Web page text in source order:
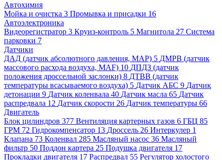
Автохимия
Мойка и очистка 3 Промывка и присадки 16
Автоэлектроника
Видеорегистратор 3 Круиз-контроль 5 Магнитола 27 Система
парковки 7
Датчики
ДАД (датчик абсолютного давления, MAP) 5 ДМРВ (датчик
массового расхода воздуха, MAF) 10 ДПДЗ (датчик
положения дроссельной заслонки) 8 ДТВВ (датчик
температуры всасываемого воздуха) 5 Датчик АБС 9 Датчик
детонации 9 Датчик коленвала 40 Датчик масла 65 Датчик
распредвала 12 Датчик скорости 26 Датчик температуры 66
Двигатель
Блок цилиндров 377 Вентиляция картерных газов 6 ГБЦ 85
ГРМ 72 Гидрокомпенсатор 13 Дроссель 26 Интеркулер 1
Клапана 73 Коленвал 285 Масляный насос 36 Масляный
фильтр 50 Поддон картера 25 Подушка двигателя 17
Прокладки двигателя 17 Распредвал 55 Регулятор холостого